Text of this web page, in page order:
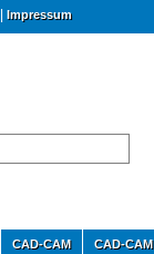
Impressum
CAD-CAM
CAD-CAM